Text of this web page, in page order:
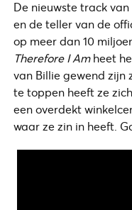
De nieuwste track
en de teller van de
op meer dan 10
Therefore I Amheet
van Billie gewend zijn
te toppen heeft ze
een overdekt
waar ze zin in heeft.